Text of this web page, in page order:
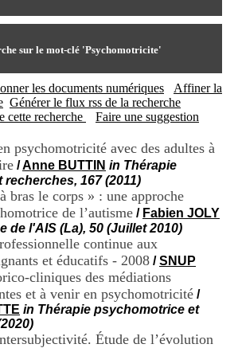
Horaires
9h00-12h00 13h30-16h00
+33(0)4 37 91 54 65
Fax:+33(0)4 37 91 54 37
Mail
sur le mot-clé 'Psychomotricite'
les documents numériques
Affiner la
Générer le flux rss de la recherche
cette recherche
Faire une suggestion
psychomotricité avec des adultes à
/Anne BUTTIN in Thérapie
167 (2011)
bras le corps » : une approche
de l’autisme / Fabien JOLY
de l'AIS (La), 50 (Juillet 2010)
continue aux
et éducatifs - 2008 /SNUP
cliniques des médiations
et à venir en psychomotricité /
in Thérapie psychomotrice et
Étude de l’évolution
m
t
n
t
e
D
o
c
m
e
n
t
a
t
i
o
n